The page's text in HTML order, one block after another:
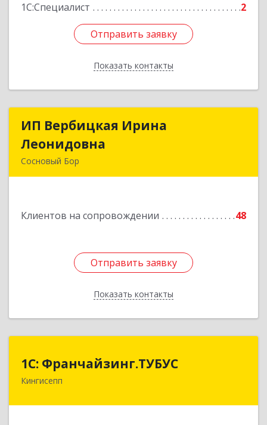
1С:Специалист
2
Отправить заявку
Показать контакты
Отправить заявку
Назад
ИП Вербицкая Ирина
Леонидовна
Сосновый Бор
Клиентов на сопровождении 48
Отправить заявку
Показать контакты
ИП Вербицкая Ирина
Подробнее
Отправить заявку
Назад
1С: Франчайзинг.ТУБУС
Кингисепп
1С: Франчайзинг.ТУБУС